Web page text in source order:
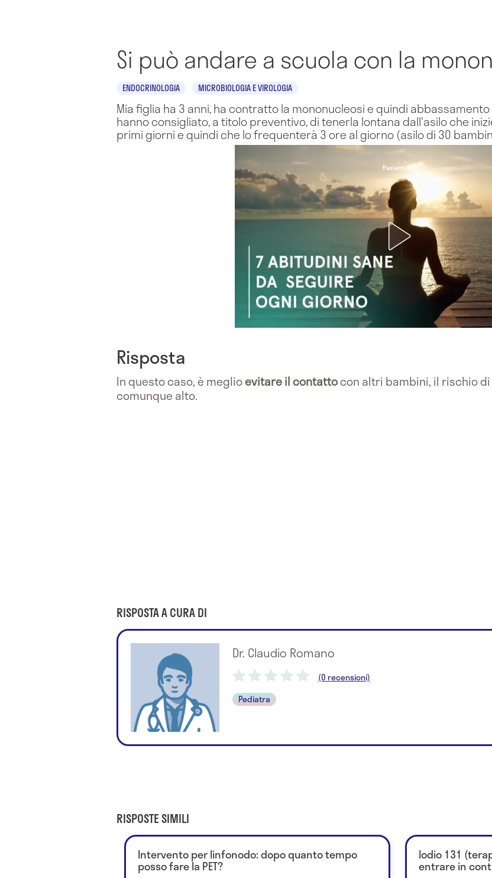
Si può andare a scuola con la
ENDOCRINOLOGIA MICROBIOLOGIA E VIROLOGIA
Mia figlia ha 3 anni, ha contratto la mononucleosi e quindi
hanno consigliato, a titolo preventivo, di tenerla lontana dall'asilo che
primi giorni e quindi che lo frequenterà 3 ore al giorno (asilo di 30
Risposta
In questo caso, è meglioevitare il contattocon altri bambini, il rischio
comunque alto.
RISPOSTA A CURA DI
Dr. Claudio Romano
(0 recensioni)
Pediatra
RISPOSTE SIMILI
Intervento per linfonodo: dopo quanto tempo
posso fare la PET?
Iodio 131
entrare in